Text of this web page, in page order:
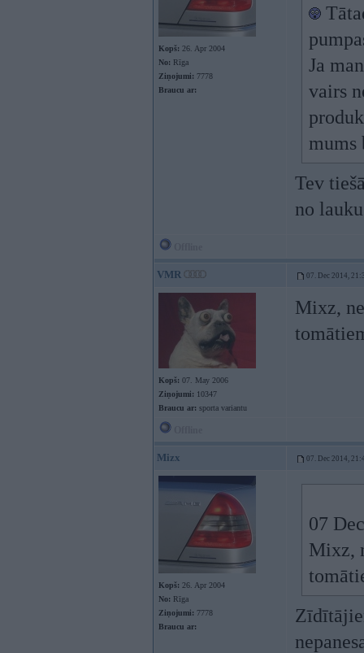
Kopš: 26. Apr 2004
No: Rīga
Ziņojumi: 7778
Braucu ar:
Ja
vairs
mums
Tev
no
VMR 07. Dec 2014,
Kopš: 07. May 2006
Ziņojumi: 10347
Braucu ar: sporta variantu
Mixz,
Mizx 07. Dec 2014,
Kopš: 26. Apr 2004
No: Rīga
Ziņojumi: 7778
Braucu ar:
07
Mixz,